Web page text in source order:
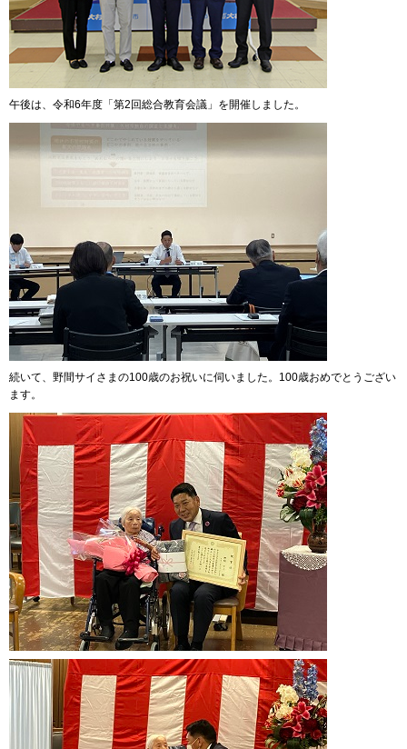
午後は、令和6年度「第2回総合教育会議」を開催しました。
続いて、野間サイさまの100歳のお祝いに伺いました。100歳おめでとうござい
ます。